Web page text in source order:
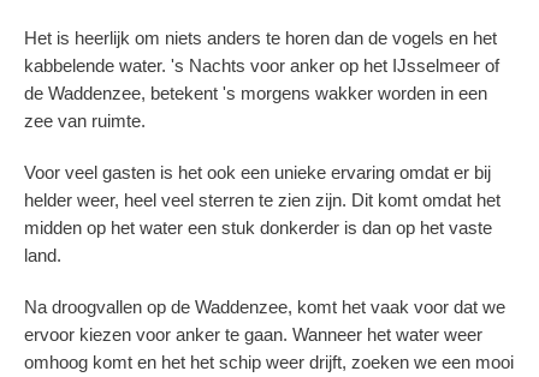
Het is heerlijk om niets anders te horen dan de vogels en het
kabbelende water. 's Nachts voor anker op het IJsselmeer of
de Waddenzee, betekent 's morgens wakker worden in een
zee van ruimte.
Voor veel gasten is het ook een unieke ervaring omdat er bij
helder weer, heel veel sterren te zien zijn. Dit komt omdat het
midden op het water een stuk donkerder is dan op het vaste
land.
Na droogvallen op de Waddenzee, komt het vaak voor dat we
ervoor kiezen voor anker te gaan. Wanneer het water weer
omhoog komt en het het schip weer drijft, zoeken we een mooi